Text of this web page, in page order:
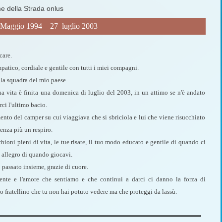
della Strada onlus
1994  27 luglio 2003
cordiale e gentile con tutti i miei compagni.
squadra del mio paese.
sua vita è finita una domenica di luglio del 2003, in un attimo se n'è andato
l'ultimo bacio.
del camper su cui viaggiava che si sbriciola e lui che viene risucchiato
più un respiro.
pieni di vita, le tue risate, il tuo modo educato e gentile di quando ci
allegro di quando giocavi.
insieme, grazie di cuore.
e l'amore che sentiamo e che continui a darci ci danno la forza di
fratellino che tu non hai potuto vedere ma che proteggi da lassù.